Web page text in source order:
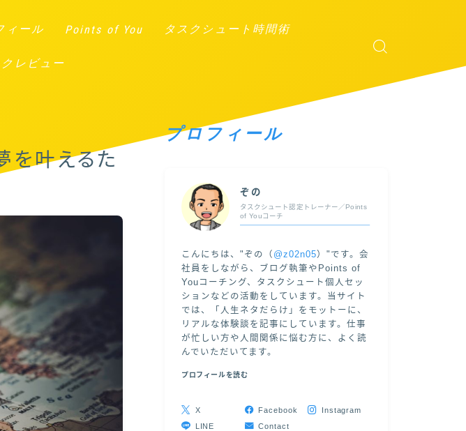
ィール Points of You タスクシュート時間術
クレビュー
を叶えるた
プロフィール
ぞの
タスクシュート認定トレーナー／Points
of Youコーチ
こんにちは、"ぞの（ @z02n05）"です。会
社員をしながら、ブログ執筆やPoints of
Youコーチング、タスクシュート個人セッ
ションなどの活動をしています。当サイト
では、「人生ネタだらけ」をモットーに、
リアルな体験談を記事にしています。仕事
が忙しい方や人間関係に悩む方に、よく読
んでいただいてます。
プロフィールを読む
X Facebook
Instagram
LINE
Contact